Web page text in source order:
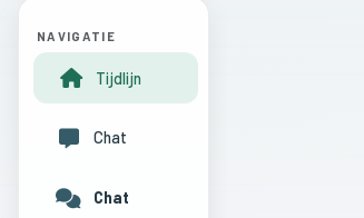
NAVIGATIE
Tijdlijn
Chat
Chat